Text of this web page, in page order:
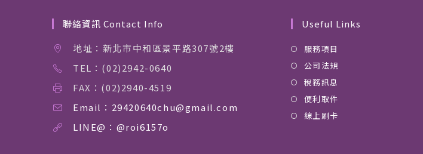
聯絡資訊 Contact Info
地址：新北市中和區景平路307號2樓
TEL：(02)2942-0640
FAX：(02)2940-4519
Email：29420640chu@gmail.com
LINE@：@roi6157o
Useful Links
服務項目
公司法規
稅務訊息
便利取件
線上刷卡